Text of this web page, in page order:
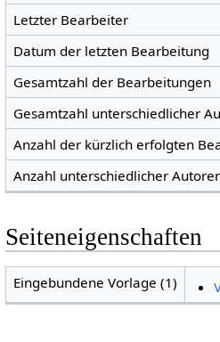
Letzter Bearbeiter
Datum der letzten Bearbeitung
Gesamtzahl der Bearbeitungen
Gesamtzahl unterschiedlicher
Anzahl der kürzlich erfolgten
Anzahl unterschiedlicher
Seiteneigenschaften
Eingebundene Vorlage (1)